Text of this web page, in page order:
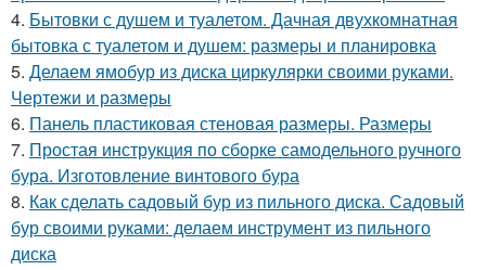
4. Бытовки с душем и туалетом. Дачная двухкомнатная
бытовка с туалетом и душем: размеры и планировка
5. Делаем ямобур из диска циркулярки своими руками.
Чертежи и размеры
6. Панель пластиковая стеновая размеры. Размеры
7. Простая инструкция по сборке самодельного ручного
бура. Изготовление винтового бура
8. Как сделать садовый бур из пильного диска. Садовый
бур своими руками: делаем инструмент из пильного
диска